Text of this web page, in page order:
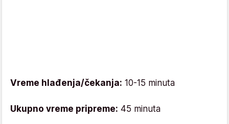
Vreme hlađenja/čekanja: 10-15 minuta
Ukupno vreme pripreme: 45 minuta